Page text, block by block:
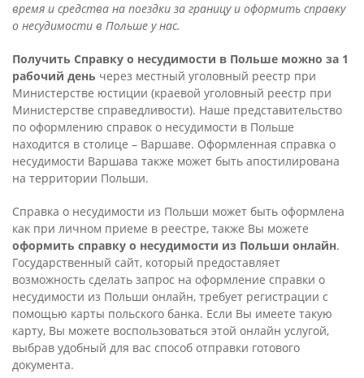
время и средства на поездки за границу и оформить справку
о несудимости в Польше у нас.
Получить Справку о несудимости в Польше можно за 1
рабочий день через местный уголовный реестр при
Министерстве юстиции (краевой уголовный реестр при
Министерстве справедливости). Наше представительство
по оформлению справок о несудимости в Польше
находится в столице – Варшаве. Оформленная справка о
несудимости Варшава также может быть апостилирована
на территории Польши.
Справка о несудимости из Польши может быть оформлена
как при личном приеме в реестре, также Вы можете
оформить справку о несудимости из Польши онлайн.
Государственный сайт, который предоставляет
возможность сделать запрос на оформление справки о
несудимости из Польши онлайн, требует регистрации с
помощью карты польского банка. Если Вы имеете такую
карту, Вы можете воспользоваться этой онлайн услугой,
выбрав удобный для вас способ отправки готового
документа.